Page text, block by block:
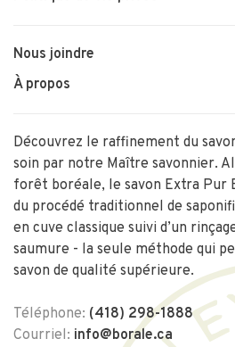
Nous joindre
À propos
Découvrez le raffinement du
soin par notre Maître savonnier.
forêt boréale, le savon Extra Pur
du procédé traditionnel de
en cuve classique suivi d’un
saumure - la seule méthode qui
savon de qualité supérieure.
Téléphone: (418) 298-1888
Courriel: info@borale.ca